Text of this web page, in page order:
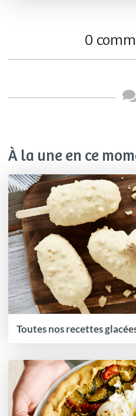
0
À la une en ce
Toutes nos recettes